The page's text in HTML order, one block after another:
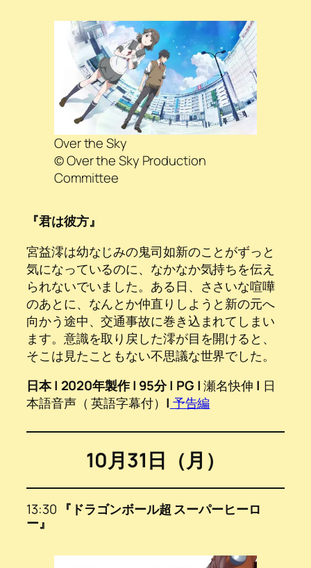
Over the Sky
© Over the Sky Production
Committee
『君は彼方』
宮益澪は幼なじみの鬼司如新のことがずっと
気になっているのに、なかなか気持ちを伝え
られないでいました。ある日、ささいな喧嘩
のあとに、なんとか仲直りしようと新の元へ
向かう途中、交通事故に巻き込まれてしまい
ます。意識を取り戻した澪が目を開けると、
そこは見たこともない不思議な世界でした。
日本 | 2020年製作 | 95分 | PG |瀬名快伸 | 日
本語音声（ 英語字幕付） | 予告編
10月31日（月）
13:30 『ドラゴンボール超 スーパーヒーロ
ー』